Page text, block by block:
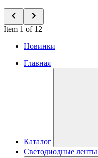
Item 1 of 12
Новинки
Главная
Каталог
Светодиодные ленты